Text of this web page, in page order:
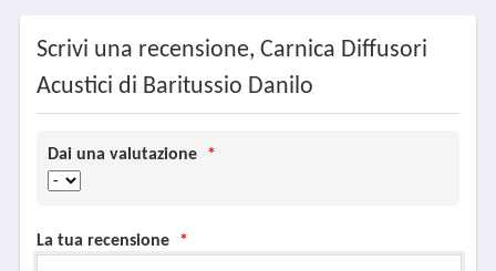
Scrivi una recensione, Carnica Diffusori
Acustici di Baritussio Danilo
Dai una valutazione *
La tua recensione *